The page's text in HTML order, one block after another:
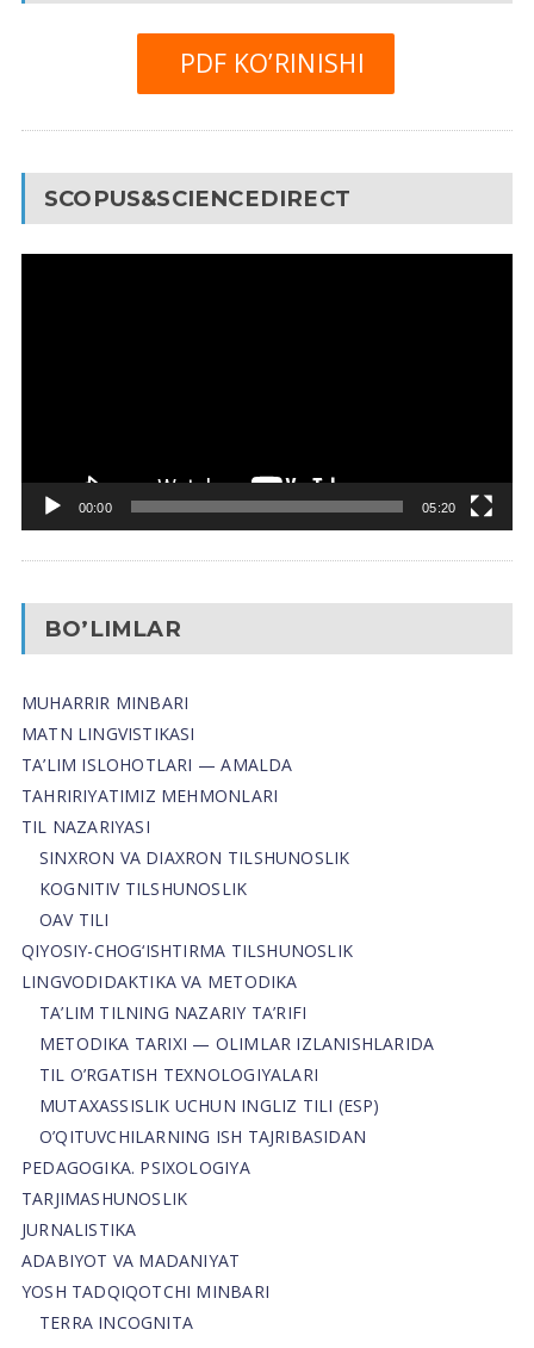
PDF KO’RINISHI
SCOPUS&SCIENCEDIRECT
00:00 05:20
BO’LIMLAR
MUHARRIR MINBARI
MATN LINGVISTIKASI
TA’LIM ISLOHOTLARI — AMALDA
TAHRIRIYATIMIZ MEHMONLARI
TIL NAZARIYASI
SINXRON VA DIAXRON TILSHUNOSLIK
KOGNITIV TILSHUNOSLIK
OAV TILI
QIYOSIY-CHOG‘ISHTIRMA TILSHUNOSLIK
LINGVODIDAKTIKA VA METODIKA
TA’LIM TILNING NAZARIY TA’RIFI
METODIKA TARIXI — OLIMLAR IZLANISHLARIDA
TIL O’RGATISH TEXNOLOGIYALARI
MUTAXASSISLIK UCHUN INGLIZ TILI (ESP)
O’QITUVCHILARNING ISH TAJRIBASIDAN
PEDAGOGIKA. PSIXOLOGIYA
TARJIMASHUNOSLIK
JURNALISTIKA
ADABIYOT VA MADANIYAT
YOSH TADQIQOTCHI MINBARI
TERRA INCOGNITA